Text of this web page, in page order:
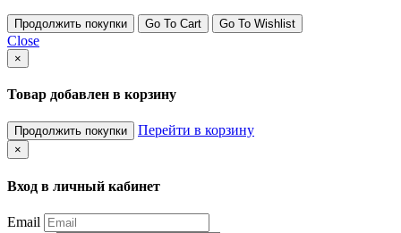
Продолжить покупки Go To Cart Go To Wishlist
Close
×
Товар добавлен в корзину
Продолжить покупки Перейти в корзину
×
Вход в личный кабинет
Email